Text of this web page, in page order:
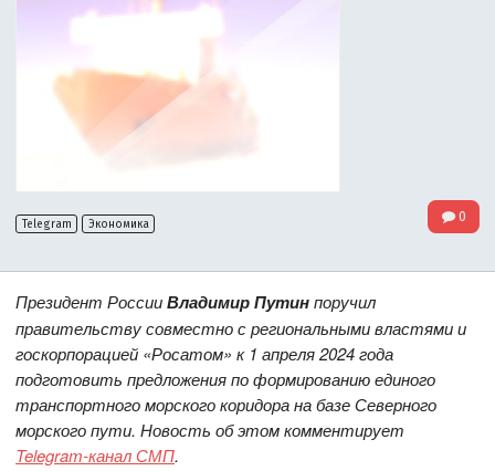
Telegram Экономика 0
Президент РоссииВладимир Путинпоручил
правительству совместно с региональными властями и
госкорпорацией «Росатом» к 1 апреля 2024 года
подготовить предложения по формированию единого
транспортного морского коридора на базе Северного
морского пути. Новость об этом комментирует
Telegram-канал СМП.